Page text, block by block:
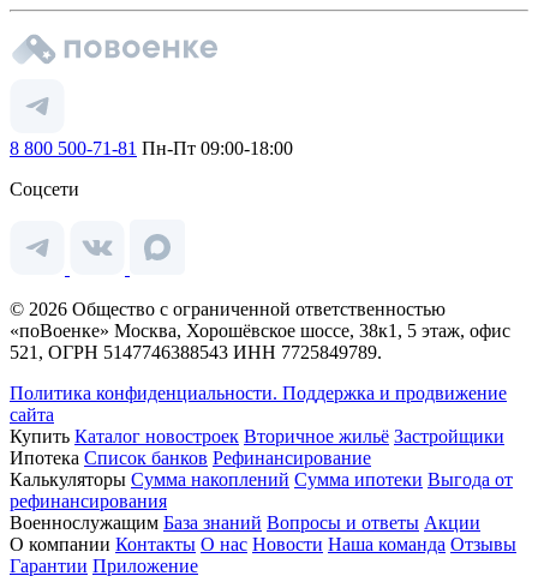
8 800 500-71-81 Пн-Пт 09:00-18:00
Соцсети
© 2026 Общество с ограниченной ответственностью
«поВоенке» Москва, Хорошёвское шоссе, 38к1, 5 этаж, офис
521, ОГРН 5147746388543 ИНН 7725849789.
Политика конфиденциальности. Поддержка и продвижение
сайта
Купить Каталог новостроек Вторичное жильё Застройщики
Ипотека Список банков Рефинансирование
Калькуляторы Сумма накоплений Сумма ипотеки Выгода от
рефинансирования
Военнослужащим База знаний Вопросы и ответы Акции
О компании Контакты О нас Новости Наша команда Отзывы
Гарантии Приложение